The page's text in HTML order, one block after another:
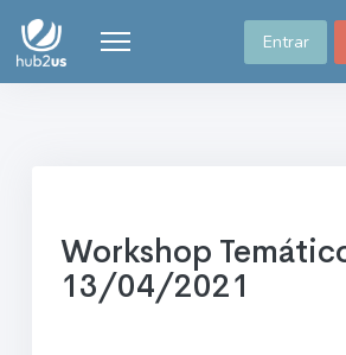
Entrar
Workshop
13/04/2021